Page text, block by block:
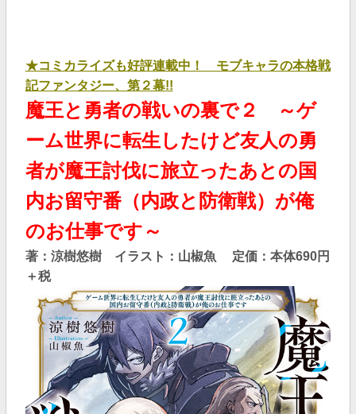
★コミカライズも好評連載中！ モブキャラの本格戦
記ファンタジー、第２幕!!
魔王と勇者の戦いの裏で２ ～ゲ
ーム世界に転生したけど友人の勇
者が魔王討伐に旅立ったあとの国
内お留守番（内政と防衛戦）が俺
のお仕事です～
著：涼樹悠樹 イラスト：山椒魚 定価：本体690円
＋税